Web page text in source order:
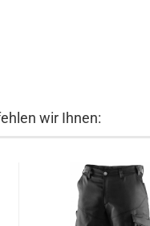
wir Ihnen: